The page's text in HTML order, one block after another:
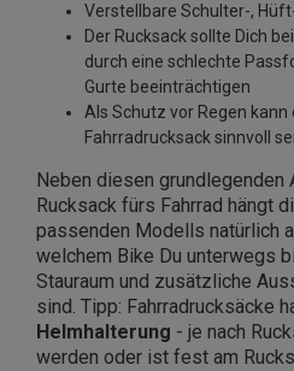
Verstellbare Schulter-,
Der Rucksack sollte Dich
durch eine schlechte
Gurte beeinträchtigen
Als Schutz vor Regen
Fahrradrucksack sinnvoll
Neben diesen grundlegenden
Rucksack fürs Fahrrad hängt
passenden Modells natürlich
welchem Bike Du unterwegs
Stauraum und zusätzliche
sind. Tipp: Fahrradrucksäcke
Helmhalterung - je nach
werden oder ist fest am